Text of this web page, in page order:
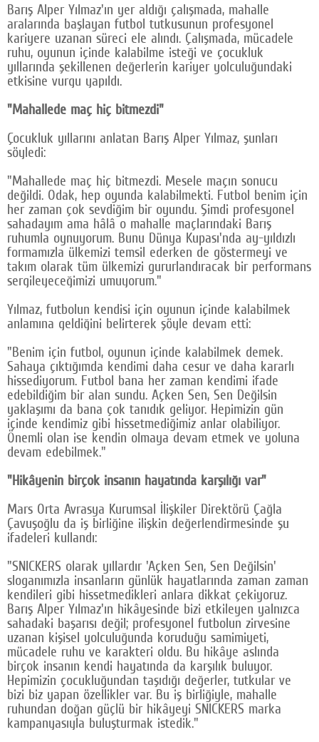
Google Plus
© 2026 TÜM HAKLARI SAKLIDIR
Barış Alper Yılmaz'ın yer aldığı çalışmada, mahalle
aralarında başlayan futbol tutkusunun profesyonel
kariyere uzanan süreci ele alındı. Çalışmada, mücadele
ruhu, oyunun içinde kalabilme isteği ve çocukluk
yıllarında şekillenen değerlerin kariyer yolculuğundaki
etkisine vurgu yapıldı.
"Mahallede maç hiç bitmezdi"
Çocukluk yıllarını anlatan Barış Alper Yılmaz, şunları
söyledi:
"Mahallede maç hiç bitmezdi. Mesele maçın sonucu
değildi. Odak, hep oyunda kalabilmekti. Futbol benim için
her zaman çok sevdiğim bir oyundu. Şimdi profesyonel
sahadayım ama hâlâ o mahalle maçlarındaki Barış
ruhumla oynuyorum. Bunu Dünya Kupası'nda ay-yıldızlı
formamızla ülkemizi temsil ederken de göstermeyi ve
takım olarak tüm ülkemizi gururlandıracak bir performans
sergileyeceğimizi umuyorum."
Yılmaz, futbolun kendisi için oyunun içinde kalabilmek
anlamına geldiğini belirterek şöyle devam etti:
"Benim için futbol, oyunun içinde kalabilmek demek.
Sahaya çıktığımda kendimi daha cesur ve daha kararlı
hissediyorum. Futbol bana her zaman kendimi ifade
edebildiğim bir alan sundu. Açken Sen, Sen Değilsin
yaklaşımı da bana çok tanıdık geliyor. Hepimizin gün
içinde kendimiz gibi hissetmediğimiz anlar olabiliyor.
Önemli olan ise kendin olmaya devam etmek ve yoluna
devam edebilmek."
"Hikâyenin birçok insanın hayatında karşılığı var"
Mars Orta Avrasya Kurumsal İlişkiler Direktörü Çağla
Çavuşoğlu da iş birliğine ilişkin değerlendirmesinde şu
ifadeleri kullandı:
"SNICKERS olarak yıllardır 'Açken Sen, Sen Değilsin'
sloganımızla insanların günlük hayatlarında zaman zaman
kendileri gibi hissetmedikleri anlara dikkat çekiyoruz.
Barış Alper Yılmaz'ın hikâyesinde bizi etkileyen yalnızca
sahadaki başarısı değil; profesyonel futbolun zirvesine
uzanan kişisel yolculuğunda koruduğu samimiyeti,
mücadele ruhu ve karakteri oldu. Bu hikâye aslında
birçok insanın kendi hayatında da karşılık buluyor.
Hepimizin çocukluğundan taşıdığı değerler, tutkular ve
bizi biz yapan özellikler var. Bu iş birliğiyle, mahalle
ruhundan doğan güçlü bir hikâyeyi SNICKERS marka
kampanyasıyla buluşturmak istedik."